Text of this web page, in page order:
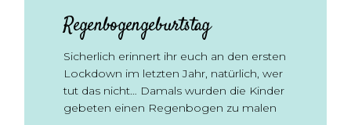
Regenbogengeburtstag
Sicherlich erinnert ihr euch an den ersten
Lockdown im letzten Jahr, natürlich, wer
tut das nicht… Damals wurden die Kinder
gebeten einen Regenbogen zu malen